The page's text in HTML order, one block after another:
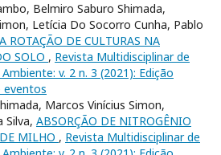
Belmiro Saburo Shimada,
Letícia Do Socorro Cunha, Pablo
A ROTAÇÃO DE CULTURAS NA
SOLO , Revista Multidisciplinar de
v. 2 n. 3 (2021): Edição
eventos
Marcos Vinícius Simon,
Silva, ABSORÇÃO DE NITROGÊNIO
MILHO , Revista Multidisciplinar de